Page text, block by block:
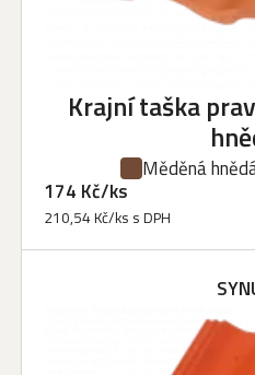
Krajní taška
Měděná
174 Kč/ks
210,54 Kč/ks s DPH